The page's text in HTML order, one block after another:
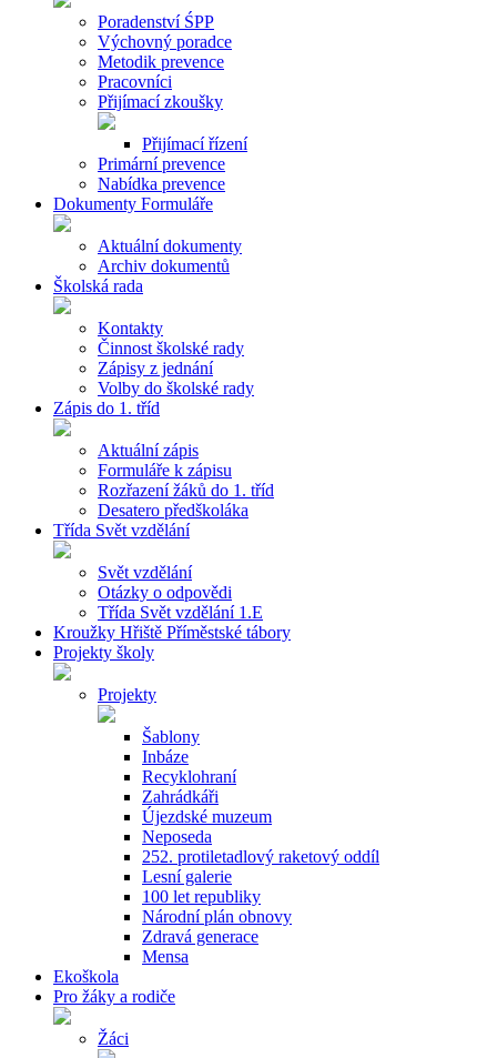
Poradenství ŚPP
Výchovný poradce
Metodik prevence
Pracovníci
Přijímací zkoušky
Přijímací řízení
Primární prevence
Nabídka prevence
Dokumenty Formuláře
Aktuální dokumenty
Archiv dokumentů
Školská rada
Kontakty
Činnost školské rady
Zápisy z jednání
Volby do školské rady
Zápis do 1. tříd
Aktuální zápis
Formuláře k zápisu
Rozřazení žáků do 1. tříd
Desatero předškoláka
Třída Svět vzdělání
Svět vzdělání
Otázky o odpovědi
Třída Svět vzdělání 1.E
Kroužky Hřiště Příměstské tábory
Projekty školy
Projekty
Šablony
Inbáze
Recyklohraní
Zahrádkáři
Újezdské muzeum
Neposeda
252. protiletadlový raketový oddíl
Lesní galerie
100 let republiky
Národní plán obnovy
Zdravá generace
Mensa
Ekoškola
Pro žáky a rodiče
Žáci